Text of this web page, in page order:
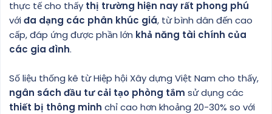
thực tế cho thấy thị trường hiện nay rất phong phú
vớiđa dạng các phân khúc giá, từ bình dân đến cao
cấp, đáp ứng được phần lớn khả năng tài chính của
các gia đình.
Số liệu thống kê từ Hiệp hội Xây dựng Việt Nam cho thấy,
ngân sách đầu tư cải tạo phòng tắm sử dụng các
thiết bị thông minh chỉ cao hơn khoảng 20-30% so với